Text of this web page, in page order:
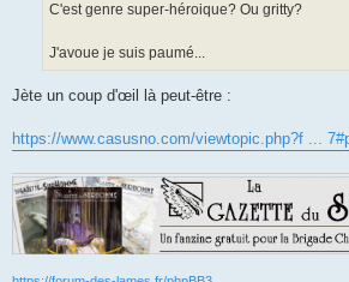
C'est genre super-héroique? Ou gritty?
J'avoue je suis paumé...
Jète un coup d'œil là peut-être :
https://www.casusno.com/viewtopic.php?f ...